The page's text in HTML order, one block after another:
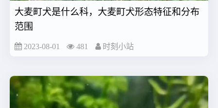
大麦町犬是什么科，大麦町犬形态特征和分布
范围
2023-08-01 481 时刻小站